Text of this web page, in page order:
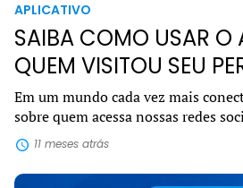
APLICATIVO
SAIBA COMO USAR O
QUEM VISITOU SEU
Em um mundo cada vez mais
sobre quem acessa nossas redes
Por isso, o interesse em encontrar
visitou seu perfil se tornou u...
11 meses atrás